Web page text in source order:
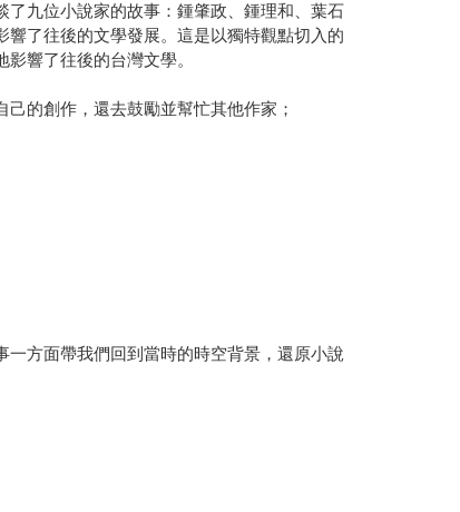
九位小說家的故事：鍾肇政、鍾理和、葉石
了往後的文學發展。這是以獨特觀點切入的
響了往後的台灣文學。
的創作，還去鼓勵並幫忙其他作家；
方面帶我們回到當時的時空背景，還原小說